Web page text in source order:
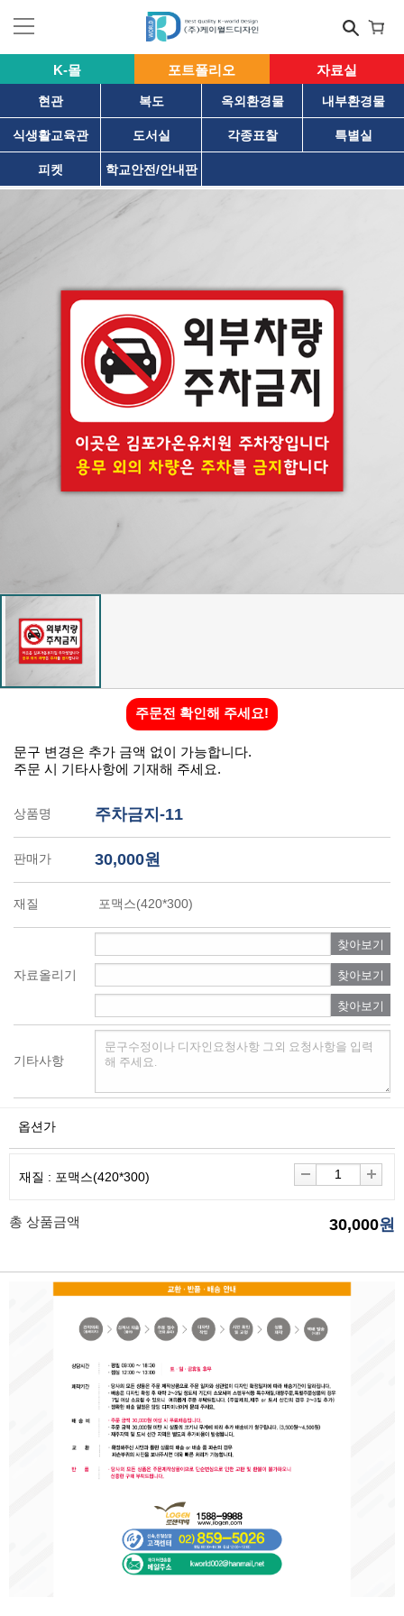
K-몰 포트폴리오 자료실
현관 복도 옥외환경물 내부환경물
식생활교육관 도서실 각종표찰 특별실
피켓 학교안전/안내판
주문전 확인해 주세요!
문구 변경은 추가 금액 없이 가능합니다.
주문 시 기타사항에 기재해 주세요.
상품명 주차금지-11
판매가 30,000원
재질 포맥스(420*300)
자료올리기
찾아보기
찾아보기
찾아보기
기타사항
옵션가
재질 : 포맥스(420*300)
총 상품금액 30,000원